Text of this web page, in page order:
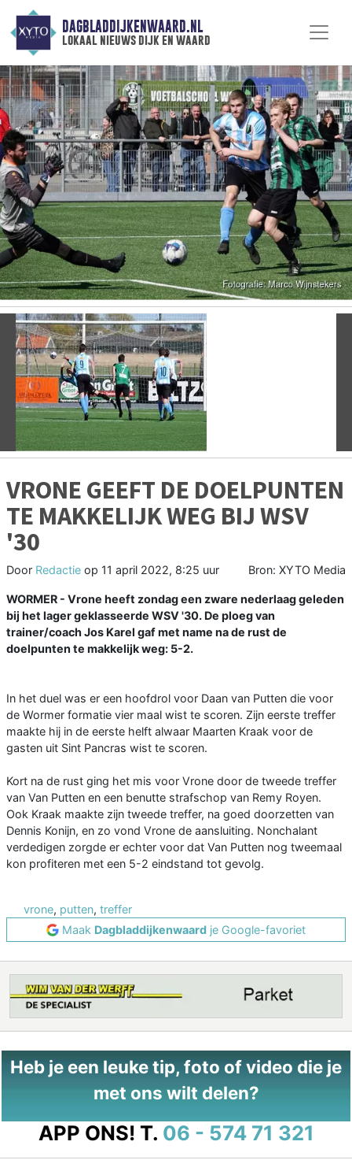
DAGBLADDIJKENWAARD.NL
lokaal nieuws dijk en waard
Vorige
VRONE GEEFT DE DOELPUNTEN
TE MAKKELIJK WEG BIJ WSV
'30
Door Redactie op 11 april 2022, 8:25 uur Bron: XYTO Media
WORMER - Vrone heeft zondag een zware nederlaag geleden
bij het lager geklasseerde WSV '30. De ploeg van
trainer/coach Jos Karel gaf met name na de rust de
doelpunten te makkelijk weg: 5-2.
In het duel was er een hoofdrol voor Daan van Putten die voor
de Wormer formatie vier maal wist te scoren. Zijn eerste treffer
maakte hij in de eerste helft alwaar Maarten Kraak voor de
gasten uit Sint Pancras wist te scoren.
Kort na de rust ging het mis voor Vrone door de tweede treffer
van Van Putten en een benutte strafschop van Remy Royen.
Ook Kraak maakte zijn tweede treffer, na goed doorzetten van
Dennis Konijn, en zo vond Vrone de aansluiting. Nonchalant
verdedigen zorgde er echter voor dat Van Putten nog tweemaal
kon profiteren met een 5-2 eindstand tot gevolg.
vrone, putten, treffer
Maak Dagbladdijkenwaard je Google-favoriet
Heb je een leuke tip, foto of video die je
met ons wilt delen?
APP ONS! T. 06 - 574 71 321